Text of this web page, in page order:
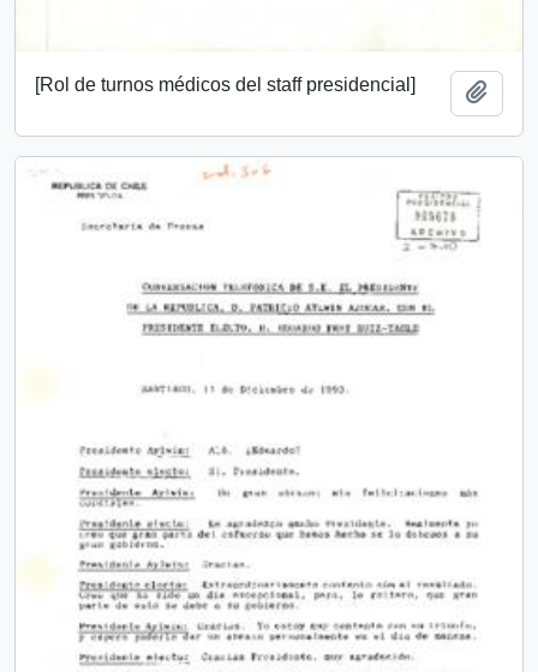
[Rol de turnos médicos del staff presidencial]